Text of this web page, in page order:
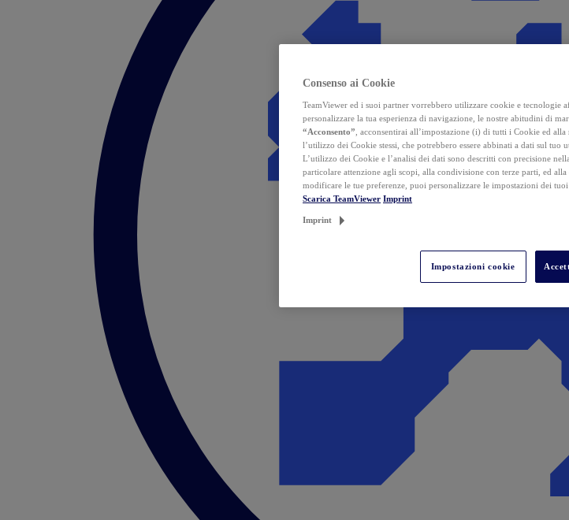
Consenso ai Cookie
TeamViewer ed i suoi partner vorrebbero utilizzare cookie e tecnologie
personalizzare la tua esperienza di navigazione, le nostre abitudini di
“Acconsento” , acconsentirai all’impostazione (i) di tutti i Cookie ed
l’utilizzo dei Cookie stessi, che potrebbero essere abbinati a dati sul
L’utilizzo dei Cookie e l’analisi dei dati sono descritti con precisione
particolare attenzione agli scopi, alla condivisione con terze parti, ed
modificare le tue preferenze, puoi personalizzare le impostazioni dei
Scarica TeamViewer Imprint
Imprint
Impostazioni cookie